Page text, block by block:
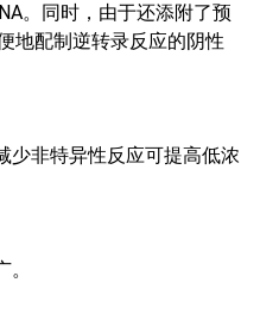
。同时，由于还添附了预
地配制逆转录反应的阴性
少非特异性反应可提高低浓